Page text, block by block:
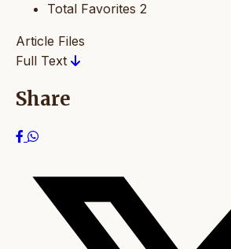
Total Favorites 2
Article Files
Full Text
Share